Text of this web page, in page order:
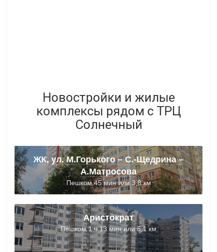
Новостройки и жилые
комплексы рядом с ТРЦ
Солнечный
ЖК, ул. М.Горького – С.-Щедрина –
А.Матросова
Пешком 45 мин или 3,8 км
Аристократ
Пешком 1 ч 13 мин или 6,1 км